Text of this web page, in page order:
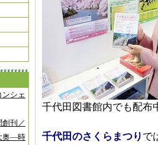
ンシェ
創刊／
奥―時
千代田図書館内でも配布
千代田のさくらまつり で